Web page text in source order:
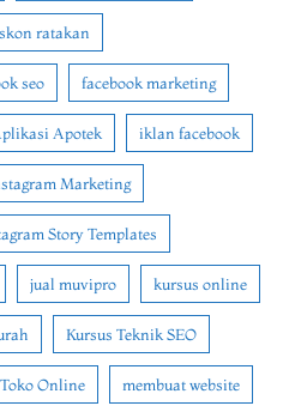
ratakan
seo facebook marketing
Apotek iklan facebook
Marketing
Story Templates
jual muvipro kursus online
Kursus Teknik SEO
Online membuat website